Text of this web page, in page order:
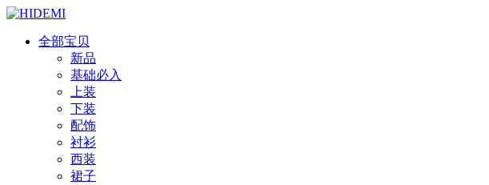
全部宝贝
新品
基础必入
上装
下装
配饰
衬衫
西装
裙子